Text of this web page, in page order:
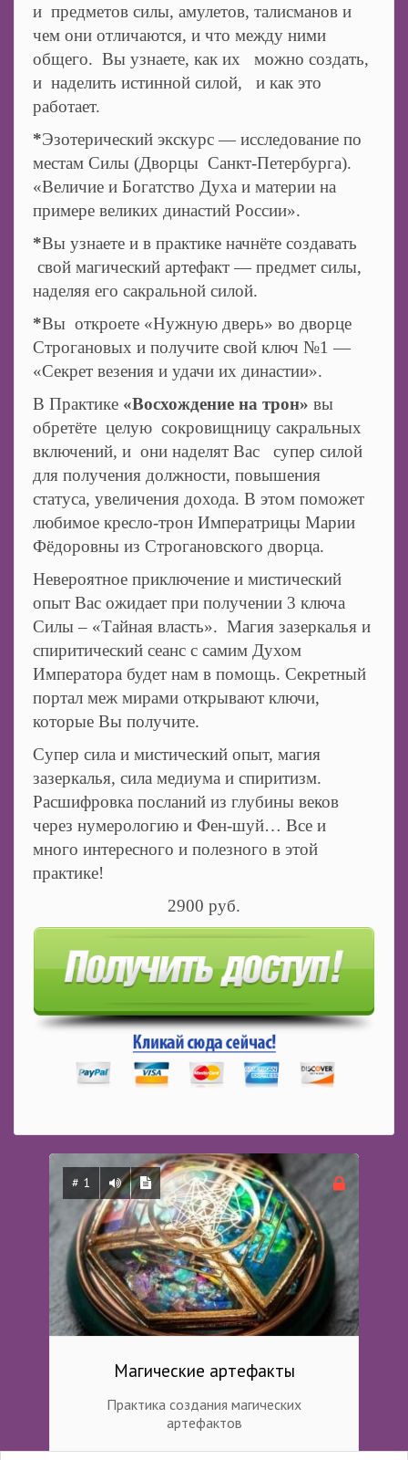
и предметов силы, амулетов, талисманов и
чем они отличаются, и что между ними
общего. Вы узнаете, как их можно создать,
и наделить истинной силой, и как это
работает.
*Эзотерический экскурс — исследование по
местам Силы (Дворцы Санкт-Петербурга).
«Величие и Богатство Духа и материи на
примере великих династий России».
*Вы узнаете и в практике начнёте создавать
свой магический артефакт — предмет силы,
наделяя его сакральной силой.
*Вы откроете «Нужную дверь» во дворце
Строгановых и получите свой ключ №1 —
«Секрет везения и удачи их династии».
В Практике «Восхождение на трон» вы
обретёте целую сокровищницу сакральных
включений, и они наделят Вас супер силой
для получения должности, повышения
статуса, увеличения дохода. В этом поможет
любимое кресло-трон Императрицы Марии
Фёдоровны из Строгановского дворца.
Невероятное приключение и мистический
опыт Вас ожидает при получении 3 ключа
Силы – «Тайная власть». Магия зазеркалья и
спиритический сеанс с самим Духом
Императора будет нам в помощь. Секретный
портал меж мирами открывают ключи,
которые Вы получите.
Супер сила и мистический опыт, магия
зазеркалья, сила медиума и спиритизм.
Расшифровка посланий из глубины веков
через нумерологию и Фен-шуй… Все и
много интересного и полезного в этой
практике!
2900 руб.
# 1
Магические артефакты
Практика создания магических
артефактов